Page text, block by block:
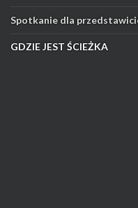
Spotkanie dla
GDZIE JEST ŚCIEŻKA